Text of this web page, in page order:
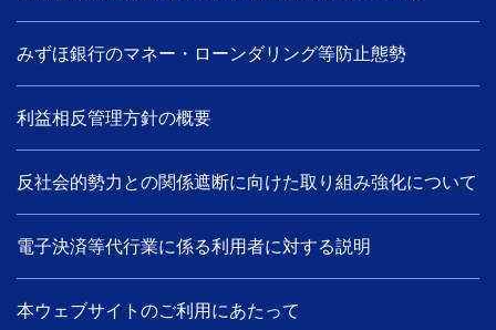
みずほ銀行のマネー・ローンダリング等防止態勢
利益相反管理方針の概要
反社会的勢力との関係遮断に向けた取り組み強化について
電子決済等代行業に係る利用者に対する説明
本ウェブサイトのご利用にあたって